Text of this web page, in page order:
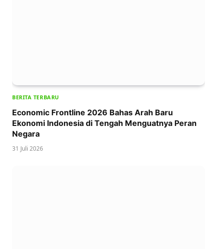
BERITA TERBARU
Economic Frontline 2026 Bahas Arah Baru
Ekonomi Indonesia di Tengah Menguatnya Peran
Negara
31 Juli 2026